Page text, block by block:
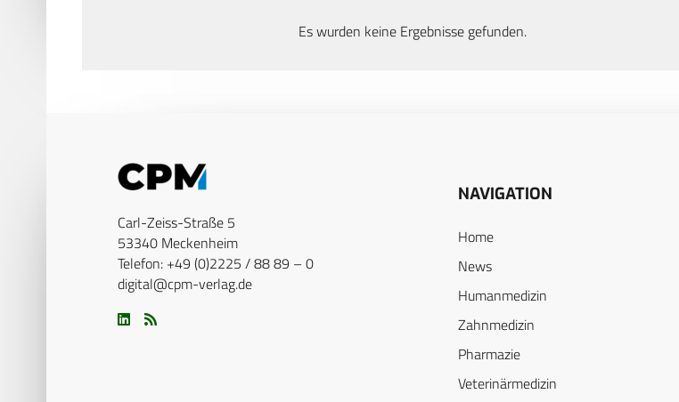
Es wurden keine Ergebnisse gefunden.
Carl-Zeiss-Straße 5
53340 Meckenheim
Telefon: +49 (0)2225 / 88 89 – 0
digital@cpm-verlag.de
NAVIGATION
Home
News
Humanmedizin
Zahnmedizin
Pharmazie
Veterinärmedizin